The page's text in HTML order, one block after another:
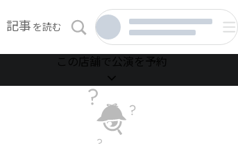
記事 を読む
この店舗で公演を予約